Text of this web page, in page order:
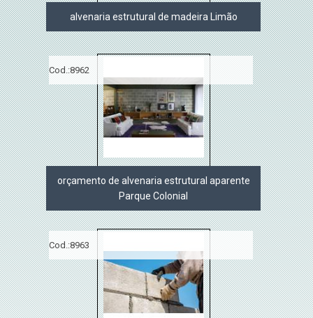
alvenaria estrutural de madeira Limão
Cod.:8962
orçamento de alvenaria estrutural aparente
Parque Colonial
Cod.:8963